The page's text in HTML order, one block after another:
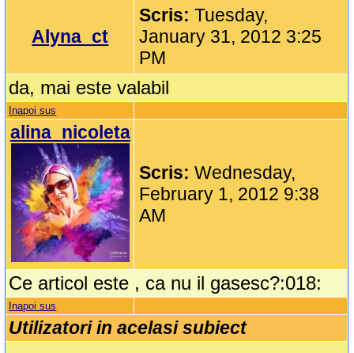
Alyna_ct
Scris:Tuesday,
January 31, 2012 3:25
PM
da, mai este valabil
Inapoi sus
alina_nicoleta
Scris:Wednesday,
February 1, 2012 9:38
AM
Ce articol este , ca nu il gasesc?:018:
Inapoi sus
Utilizatori in acelasi subiect